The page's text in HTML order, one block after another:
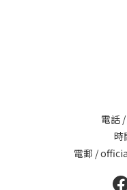
電話
時
電郵 /